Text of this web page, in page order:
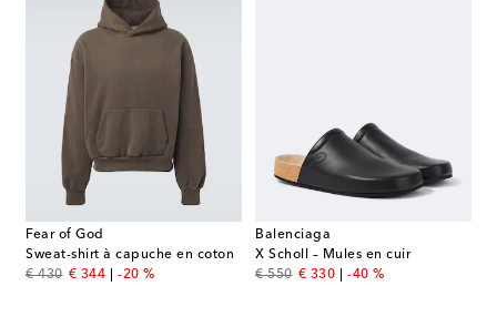
Fear of God
Sweat-shirt à capuche en coton
€ 430
original price
€ 344
discount price
-20 %
Balenciaga
X Scholl – Mules en cuir
€ 550
original price
€ 330
discount price
-40 %